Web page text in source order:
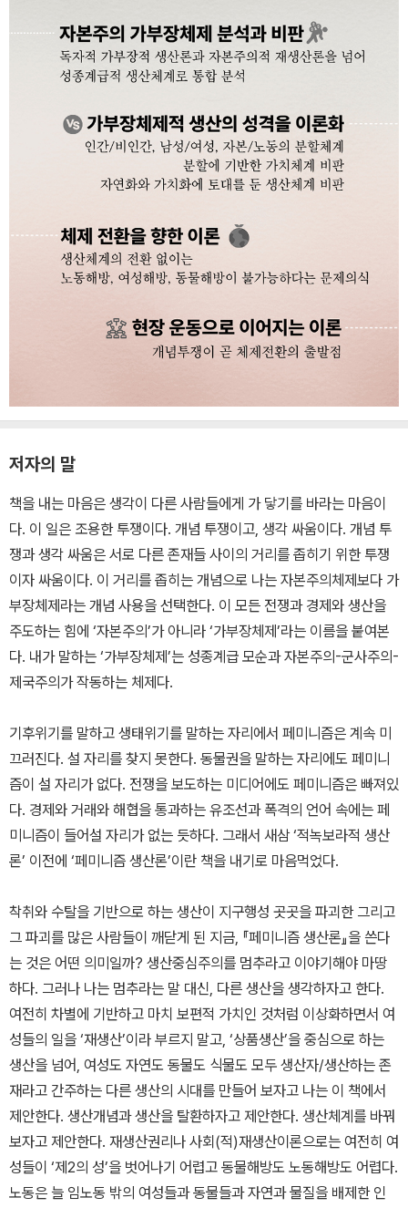
저자의 말
책을 내는 마음은 생각이 다른 사람들에게 가 닿기를 바라는 마음이
다. 이 일은 조용한 투쟁이다. 개념 투쟁이고, 생각 싸움이다. 개념 투
쟁과 생각 싸움은 서로 다른 존재들 사이의 거리를 좁히기 위한 투쟁
이자 싸움이다. 이 거리를 좁히는 개념으로 나는 자본주의체제보다 가
부장체제라는 개념 사용을 선택한다. 이 모든 전쟁과 경제와 생산을
주도하는 힘에 ‘자본주의’가 아니라 ‘가부장체제’라는 이름을 붙여본
다. 내가 말하는 ‘가부장체제’는 성종계급 모순과 자본주의-군사주의-
제국주의가 작동하는 체제다.
기후위기를 말하고 생태위기를 말하는 자리에서 페미니즘은 계속 미
끄러진다. 설 자리를 찾지 못한다. 동물권을 말하는 자리에도 페미니
즘이 설 자리가 없다. 전쟁을 보도하는 미디어에도 페미니즘은 빠져있
다. 경제와 거래와 해협을 통과하는 유조선과 폭격의 언어 속에는 페
미니즘이 들어설 자리가 없는 듯하다. 그래서 새삼 ‘적녹보라적 생산
론’ 이전에 ‘페미니즘 생산론’이란 책을 내기로 마음먹었다.
착취와 수탈을 기반으로 하는 생산이 지구행성 곳곳을 파괴한 그리고
그 파괴를 많은 사람들이 깨닫게 된 지금, 『페미니즘 생산론』을 쓴다
는 것은 어떤 의미일까? 생산중심주의를 멈추라고 이야기해야 마땅
하다. 그러나 나는 멈추라는 말 대신, 다른 생산을 생각하자고 한다.
여전히 차별에 기반하고 마치 보편적 가치인 것처럼 이상화하면서 여
성들의 일을 ‘재생산’이라 부르지 말고, ‘상품생산’을 중심으로 하는
생산을 넘어, 여성도 자연도 동물도 식물도 모두 생산자/생산하는 존
재라고 간주하는 다른 생산의 시대를 만들어 보자고 나는 이 책에서
제안한다. 생산개념과 생산을 탈환하자고 제안한다. 생산체계를 바꿔
보자고 제안한다. 재생산권리나 사회(적)재생산이론으로는 여전히 여
성들이 ‘제2의 성’을 벗어나기 어렵고 동물해방도 노동해방도 어렵다.
노동은 늘 임노동 밖의 여성들과 동물들과 자연과 물질을 배제한 인